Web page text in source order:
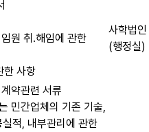
원 취․해임에 관한
한 사항
사학법인
(행정실)
약관련 서류
민간업체의 기존 기술,
적, 내부관리에 관한